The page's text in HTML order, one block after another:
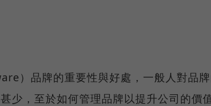
）品牌的重要性與好處，一般人對品
少，至於如何管理品牌以提升公司的價